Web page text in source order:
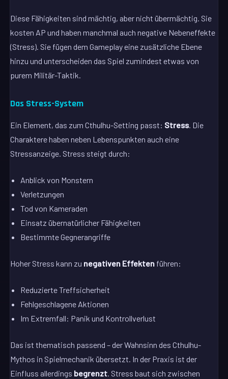
Diese Fähigkeiten sind mächtig, aber nicht übermächtig. Sie
kosten AP und haben manchmal auch negative Nebeneffekte
(Stress). Sie fügen dem Gameplay eine zusätzliche Ebene
hinzu und unterscheiden das Spiel zumindest etwas von
purem Militär-Taktik.
Das Stress-System
Ein Element, das zum Cthulhu-Setting passt: Stress. Die
Charaktere haben neben Lebenspunkten auch eine
Stressanzeige. Stress steigt durch:
Anblick von Monstern
Verletzungen
Tod von Kameraden
Einsatz übernatürlicher Fähigkeiten
Bestimmte Gegnerangriffe
Hoher Stress kann zu negativen Effekten führen:
Reduzierte Treffsicherheit
Fehlgeschlagene Aktionen
Im Extremfall: Panik und Kontrollverlust
Das ist thematisch passend – der Wahnsinn des Cthulhu-
Mythos in Spielmechanik übersetzt. In der Praxis ist der
Einfluss allerdings begrenzt. Stress baut sich zwischen